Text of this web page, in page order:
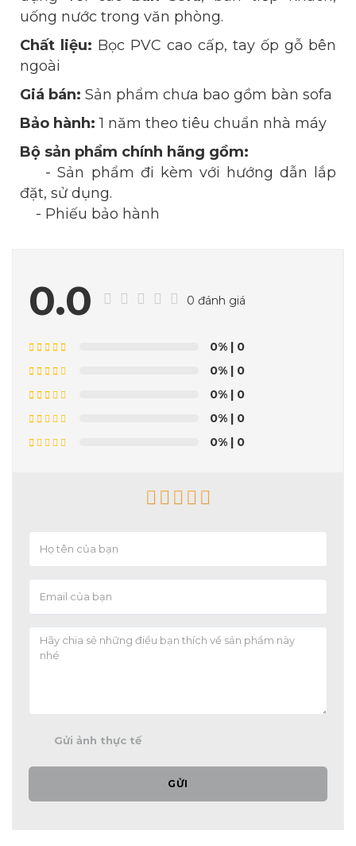
uống nước trong văn phòng.
Chất liệu: Bọc PVC cao cấp, tay ốp gỗ bên
ngoài
Giá bán: Sản phẩm chưa bao gồm bàn sofa
Bảo hành: 1 năm theo tiêu chuẩn nhà máy
Bộ sản phẩm chính hãng gồm:
- Sản phẩm đi kèm với hướng dẫn lắp
đặt, sử dụng.
- Phiếu bảo hành
0.0 0 đánh giá
0% | 0
0% | 0
0% | 0
0% | 0
0% | 0
Gửi ảnh thực tế
GỬI